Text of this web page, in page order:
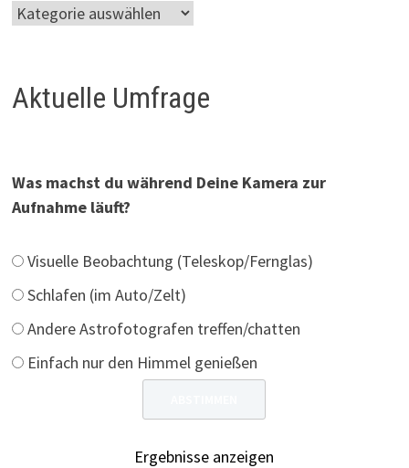
Aktuelle Umfrage
Was machst du während Deine Kamera zur
Aufnahme läuft?
Visuelle Beobachtung (Teleskop/Fernglas)
Schlafen (im Auto/Zelt)
Andere Astrofotografen treffen/chatten
Einfach nur den Himmel genießen
Ergebnisse anzeigen